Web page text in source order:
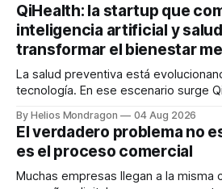
QiHealth: la startup que
inteligencia artificial y
transformar el bienestar
La salud preventiva está
tecnología. En ese escenario surge
dispositivos inteligentes, inteligencia
en tiempo real para ayudar a las
decisiones sobre su salud
responder
By Helios Mondragon 04 Aug 2026
El verdadero problema no
es el proceso comercial
Muchas empresas llegan a la misma